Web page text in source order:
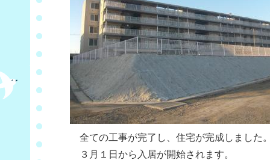
全ての工事が完了し、住宅が完成しました
３月１日から入居が開始されます。